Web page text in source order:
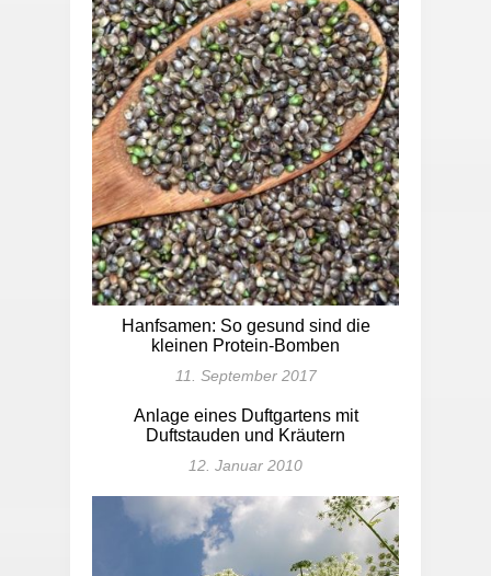
Hanfsamen: So gesund sind die
kleinen Protein-Bomben
11. September 2017
Anlage eines Duftgartens mit
Duftstauden und Kräutern
12. Januar 2010